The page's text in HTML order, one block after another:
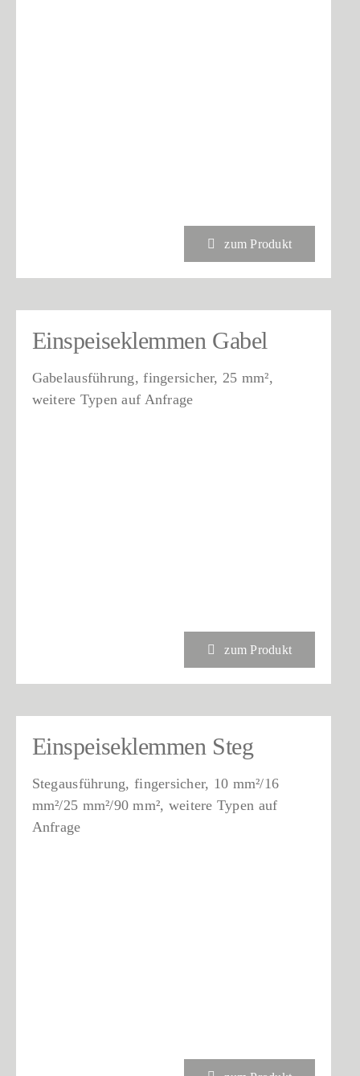
zum Produkt
Einspeiseklemmen Gabel
Gabelausführung, fingersicher, 25 mm²,
weitere Typen auf Anfrage
zum Produkt
Einspeiseklemmen Steg
Stegausführung, fingersicher, 10 mm²/16
mm²/25 mm²/90 mm², weitere Typen auf
Anfrage